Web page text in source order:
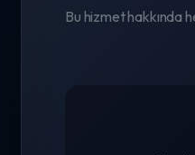
Bu hizmet hakkında